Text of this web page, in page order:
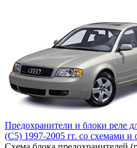
Предохранители и блоки реле
(C5) 1997-2005 гг. со схемами и